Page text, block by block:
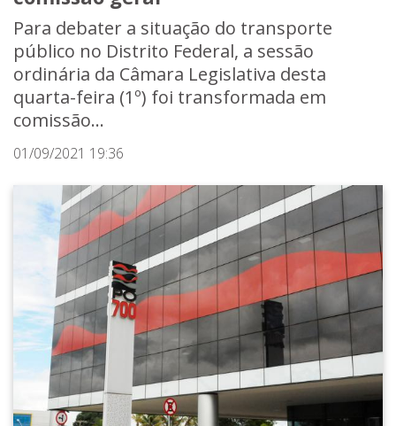
Para debater a situação do transporte
público no Distrito Federal, a sessão
ordinária da Câmara Legislativa desta
quarta-feira (1º) foi transformada em
comissão...
01/09/2021 19:36